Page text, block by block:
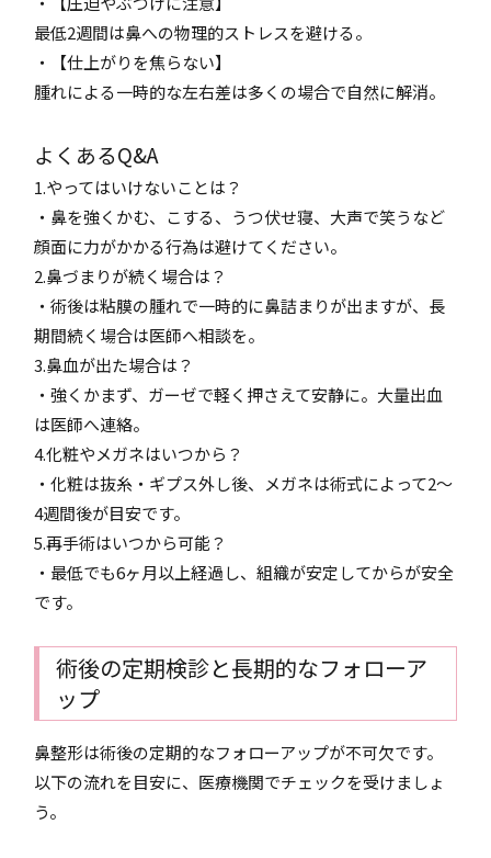
最低2週間は鼻への物理的ストレスを避ける。
・【仕上がりを焦らない】
腫れによる一時的な左右差は多くの場合で自然に解消。
よくあるQ&A
1.やってはいけないことは？
・鼻を強くかむ、こする、うつ伏せ寝、大声で笑うなど
顔面に力がかかる行為は避けてください。
2.鼻づまりが続く場合は？
・術後は粘膜の腫れで一時的に鼻詰まりが出ますが、長
期間続く場合は医師へ相談を。
3.鼻血が出た場合は？
・強くかまず、ガーゼで軽く押さえて安静に。大量出血
は医師へ連絡。
4.化粧やメガネはいつから？
・化粧は抜糸・ギプス外し後、メガネは術式によって2〜
4週間後が目安です。
5.再手術はいつから可能？
・最低でも6ヶ月以上経過し、組織が安定してからが安全
です。
術後の定期検診と長期的なフォローア
ップ
鼻整形は術後の定期的なフォローアップが不可欠です。
以下の流れを目安に、医療機関でチェックを受けましょ
う。